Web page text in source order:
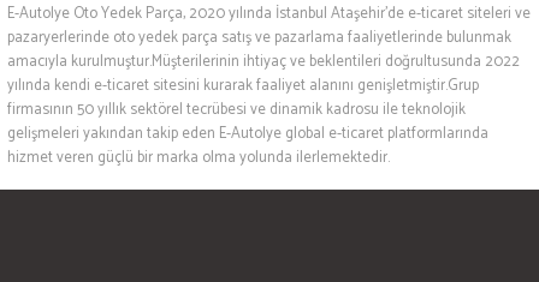
E-Autolye Oto Yedek Parça, 2020 yılında İstanbul Ataşehir’de e-ticaret siteleri ve
pazaryerlerinde oto yedek parça satış ve pazarlama faaliyetlerinde bulunmak
amacıyla kurulmuştur.Müşterilerinin ihtiyaç ve beklentileri doğrultusunda 2022
yılında kendi e-ticaret sitesini kurarak faaliyet alanını genişletmiştir.Grup
firmasının 50 yıllık sektörel tecrübesi ve dinamik kadrosu ile teknolojik
gelişmeleri yakından takip eden E-Autolye global e-ticaret platformlarında
hizmet veren güçlü bir marka olma yolunda ilerlemektedir.